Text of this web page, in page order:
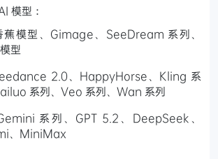
模型：
蕉模型、Gimage、SeeDream 系列、
型
2.0、HappyHorse、Kling 系
系列、Veo 系列、Wan 系列
系列、GPT 5.2、DeepSeek、
、MiniMax